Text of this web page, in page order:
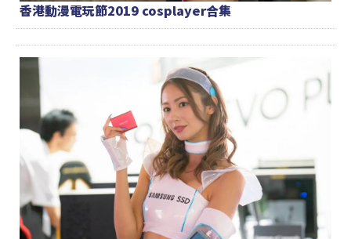
香港動漫電玩節2019 cosplayer合集